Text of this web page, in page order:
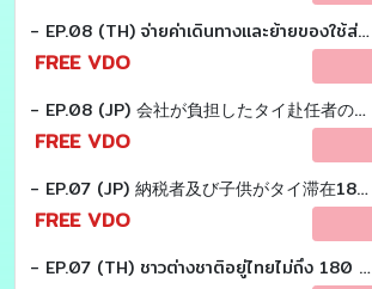
- EP.08 (TH) จ่ายค่าเดินทางเเละย้ายของใช้ส่วนตัวจากต่างประเทศเข้ามาไทย ต้องถือเป็นเงินได้พนักงานหรือไม่?
FREE VDO
- EP.08 (JP) 会社が負担したタイ赴任者の航空券代および 引っ越し費用は個人所得税の課税対象となるのでしょうか？
FREE VDO
- EP.07 (JP) 納税者及び子供がタイ滞在180日未満の場合、 扶養控除の適用が可能か。 Tax EZ sensei
FREE VDO
- EP.07 (TH) ชาวต่างชาติอยู่ไทยไม่ถึง 180 วัน หักลดหย่อน คู่สมรสเเละบุตรได้หรือไม่? Tax EZ sensei